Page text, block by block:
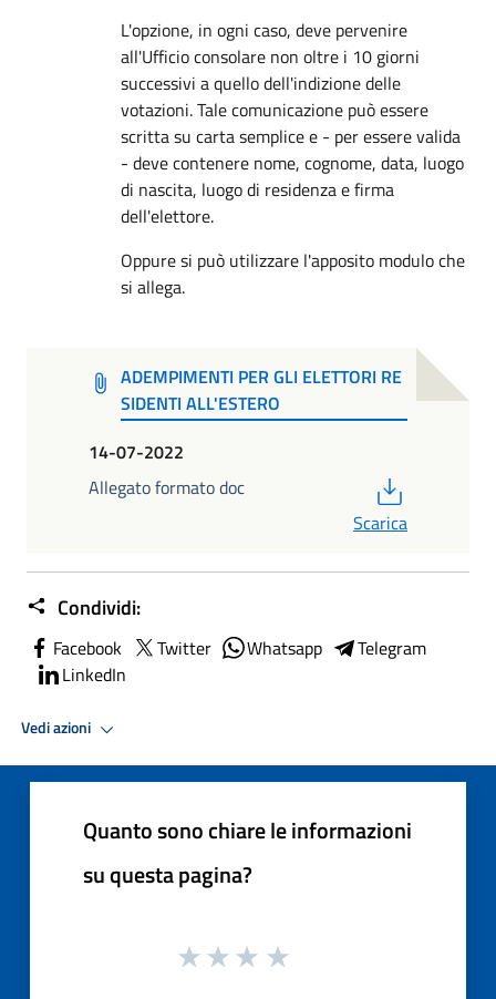
L'opzione, in ogni caso, deve pervenire
all'Ufficio consolare non oltre i 10 giorni
successivi a quello dell'indizione delle
votazioni. Tale comunicazione può essere
scritta su carta semplice e - per essere valida
- deve contenere nome, cognome, data, luogo
di nascita, luogo di residenza e firma
dell'elettore.
Oppure si può utilizzare l'apposito modulo che
si allega.
ADEMPIMENTI PER GLI ELETTORI RE
SIDENTI ALL'ESTERO
14-07-2022
Allegato formato doc
Scarica
Condividi:
Facebook Twitter Whatsapp
Telegram
LinkedIn
Vedi azioni
Quanto sono chiare le informazioni
su questa pagina?